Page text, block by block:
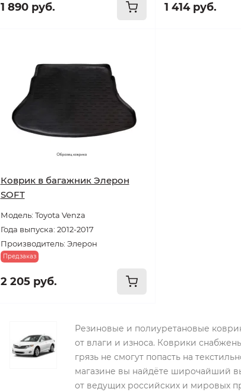
1 890 руб. 1 414 руб.
Коврик в багажник Элерон
SOFT
Модель: Toyota Venza
Года выпуска: 2012-2017
Производитель: Элерон
Предзаказ
2 205 руб.
Резиновые и полиуретановые
от влаги и износа. Коврики
грязь не смогут попасть на
магазине вы найдёте широчайший
от ведущих российских и мировых